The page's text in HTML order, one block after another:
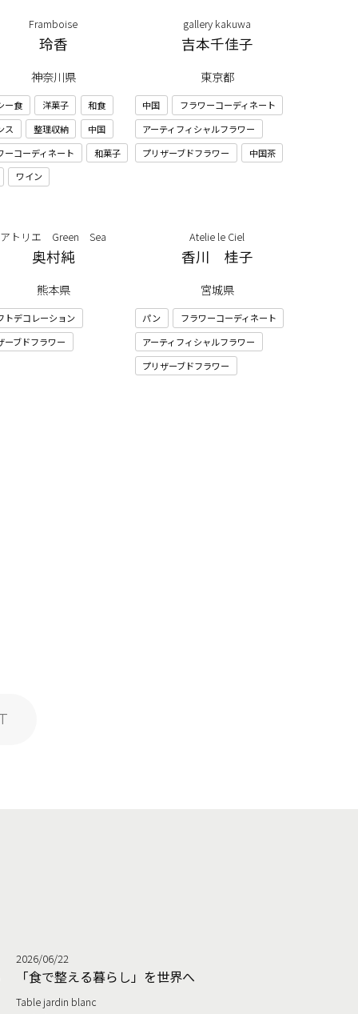
Framboise
玲香
神奈川県
ー食 洋菓子
和食
ス
整理収納
中国
ーコーディネート
和菓子
ワイン
gallery kakuwa
吉本千佳子
東京都
中国
フラワーコーディネート
アーティフィシャルフラワー
プリザーブドフラワー
中国茶
アトリエ Green Sea
奥村純
熊本県
トデコレーション
ーブドフラワー
Atelie le Ciel
香川 桂子
宮城県
パン
フラワーコーディネート
アーティフィシャルフラワー
プリザーブドフラワー
2026/06/22
「食で整える暮らし」を世界へ
Table jardin blanc